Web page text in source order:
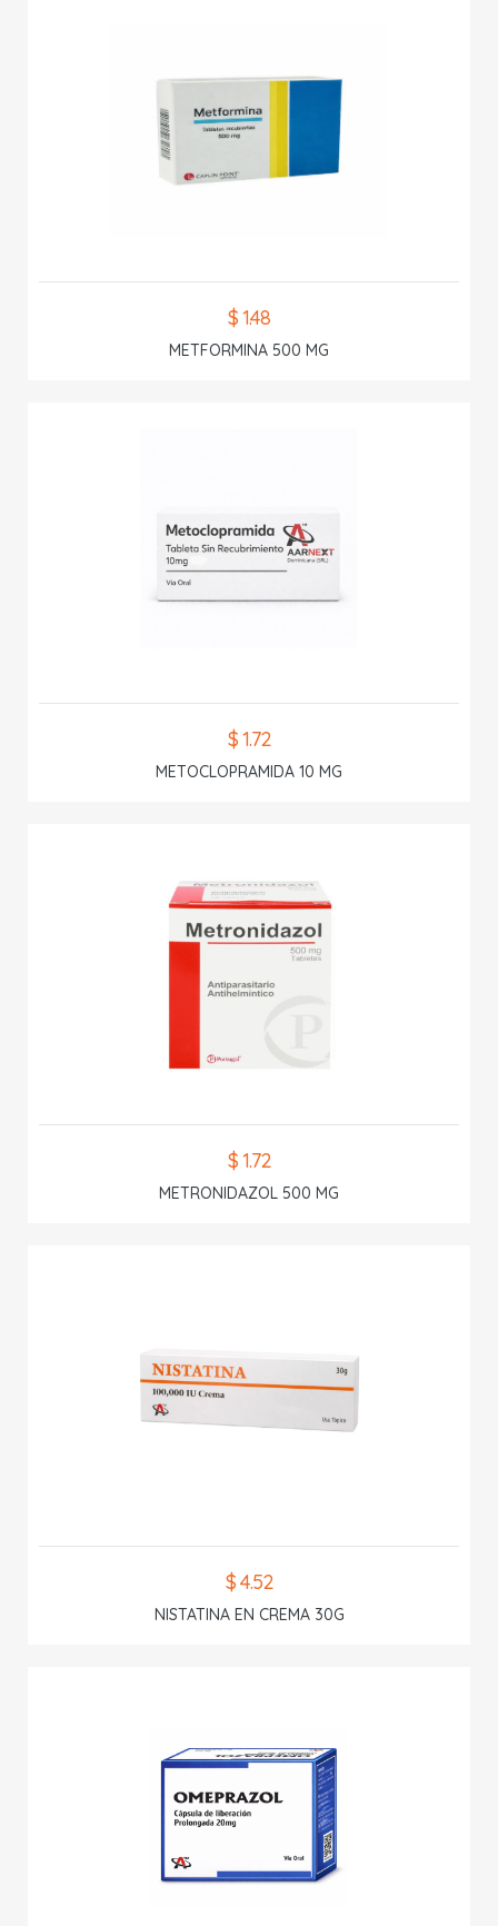
$ 1.48
METFORMINA 500 MG
$ 1.72
METOCLOPRAMIDA 10 MG
$ 1.72
METRONIDAZOL 500 MG
$ 4.52
NISTATINA EN CREMA 30G